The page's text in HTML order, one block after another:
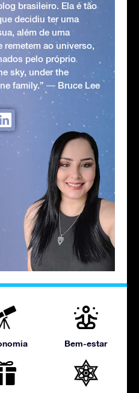
brasileiro. Ela é tão
decidiu ter uma
além de uma
remetem ao universo,
pelo próprio
sky, under the
family.” ― Bruce Lee
Bem-estar